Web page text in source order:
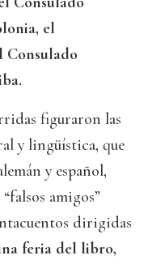
el
Consulado
figuraron las
y lingüística, que
y español,
amigos”
dirigidas
feria del libro,